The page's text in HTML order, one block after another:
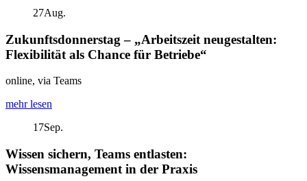
27Aug.
Zukunftsdonnerstag – „Arbeitszeit neugestalten:
Flexibilität als Chance für Betriebe“
online, via Teams
mehr lesen
17Sep.
Wissen sichern, Teams entlasten:
Wissensmanagement in der Praxis